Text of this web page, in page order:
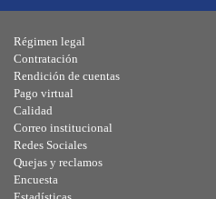
Régimen legal
Contratación
Rendición de cuentas
Pago virtual
Calidad
Correo institucional
Redes Sociales
Quejas y reclamos
Encuesta